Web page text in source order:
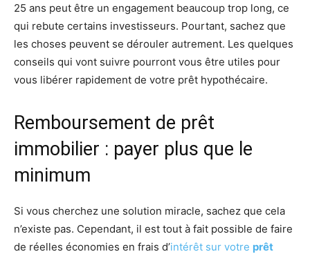
25 ans peut être un engagement beaucoup trop long, ce
qui rebute certains investisseurs. Pourtant, sachez que
les choses peuvent se dérouler autrement. Les quelques
conseils qui vont suivre pourront vous être utiles pour
vous libérer rapidement de votre prêt hypothécaire.
Remboursement de prêt
immobilier : payer plus que le
minimum
Si vous cherchez une solution miracle, sachez que cela
n’existe pas. Cependant, il est tout à fait possible de faire
de réelles économies en frais d’intérêt sur votre prêt